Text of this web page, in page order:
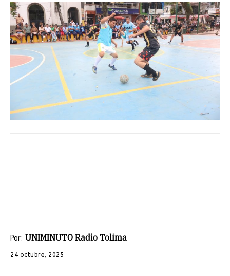
Por: UNIMINUTO Radio Tolima
24 octubre, 2025